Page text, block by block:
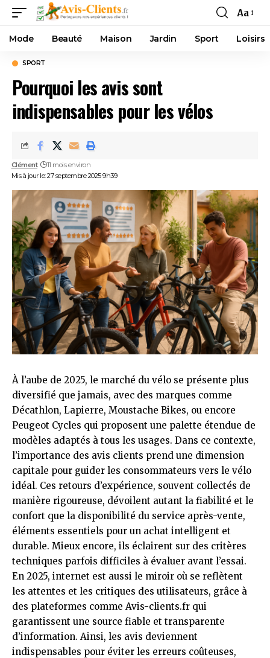
Aa
Mode Beauté Maison Jardin Sport Loisirs
SPORT
Pourquoi les avis sont
indispensables pour les vélos
Mis à jour le: 27 septembre 2025 9h39
Clément 11 mois environ
À l’aube de 2025, le marché du vélo se présente plus
diversifié que jamais, avec des marques comme
Décathlon, Lapierre, Moustache Bikes, ou encore
Peugeot Cycles qui proposent une palette étendue de
modèles adaptés à tous les usages. Dans ce contexte,
l’importance des avis clients prend une dimension
capitale pour guider les consommateurs vers le vélo
idéal. Ces retours d’expérience, souvent collectés de
manière rigoureuse, dévoilent autant la fiabilité et le
confort que la disponibilité du service après-vente,
éléments essentiels pour un achat intelligent et
durable. Mieux encore, ils éclairent sur des critères
techniques parfois difficiles à évaluer avant l’essai.
En 2025, internet est aussi le miroir où se reflètent
les attentes et les critiques des utilisateurs, grâce à
des plateformes comme Avis-clients.fr qui
garantissent une source fiable et transparente
d’information. Ainsi, les avis deviennent
indispensables pour éviter les erreurs coûteuses,